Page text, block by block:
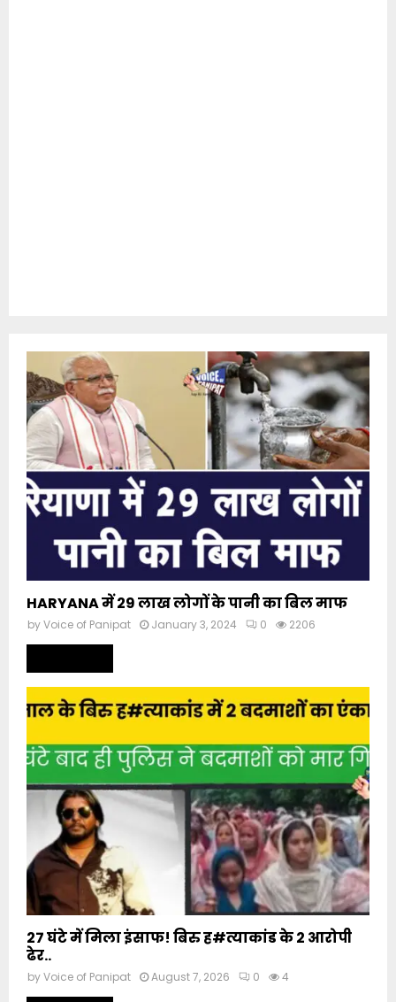
HARYANA में 29 लाख लोगों के पानी का बिल माफ
byVoice of Panipat January 3, 2024 0 2206
27 घंटे में मिला इंसाफ! बिरु ह#त्याकांड के 2 आरोपी
ढेर..
byVoice of Panipat August 7, 2026 0 4